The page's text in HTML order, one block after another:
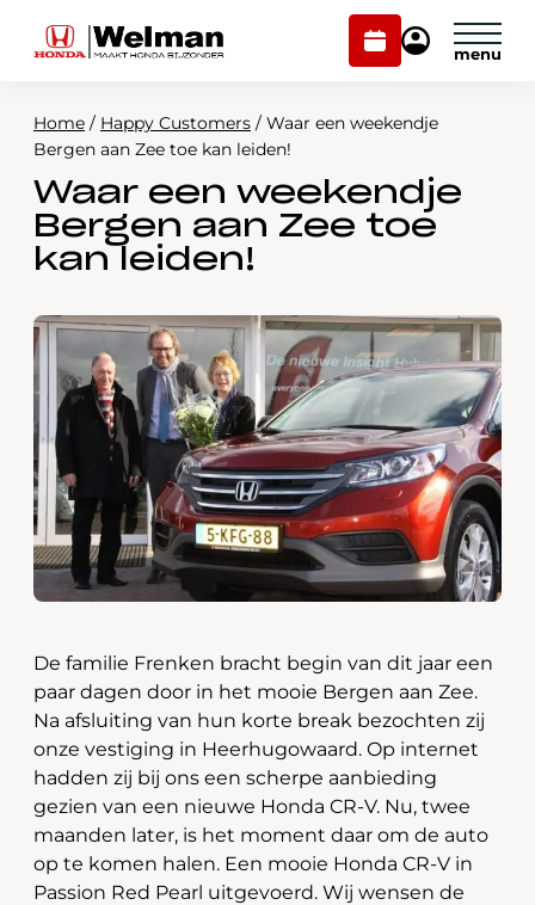
Plan
onderhoud
Mijn
Modellen
Voorraad
Onderhoud en service
Over ons
Webshop
Contact
Plan onderhoud
Mijn Honda Welman
Home / Happy Customers / Waar een weekendje
Bergen aan Zee toe kan leiden!
Waar een weekendje
Bergen aan Zee toe
kan leiden!
De familie Frenken bracht begin van dit jaar een
paar dagen door in het mooie Bergen aan Zee.
Na afsluiting van hun korte break bezochten zij
onze vestiging in Heerhugowaard. Op internet
hadden zij bij ons een scherpe aanbieding
gezien van een nieuwe Honda CR-V. Nu, twee
maanden later, is het moment daar om de auto
op te komen halen. Een mooie Honda CR-V in
Passion Red Pearl uitgevoerd. Wij wensen de